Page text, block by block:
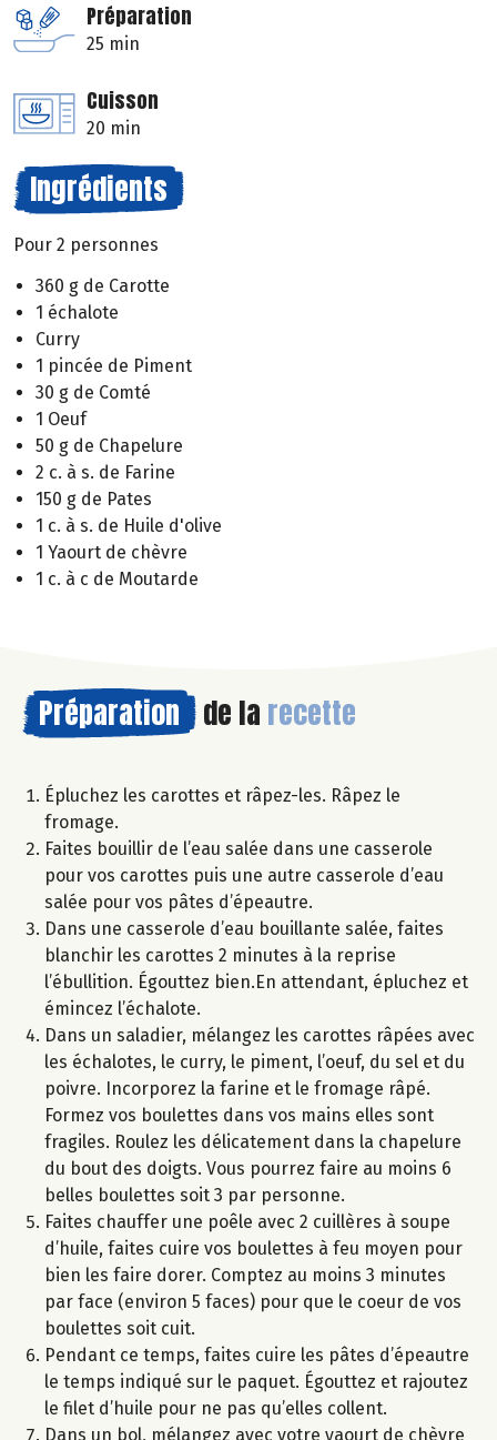
Préparation
25 min
Cuisson
20 min
Ingrédients
Pour 2 personnes
360 g de Carotte
1 échalote
Curry
1 pincée de Piment
30 g de Comté
1 Oeuf
50 g de Chapelure
2 c. à s. de Farine
150 g de Pates
1 c. à s. de Huile d'olive
1 Yaourt de chèvre
1 c. à c de Moutarde
Préparation de la recette
Épluchez les carottes et râpez-les. Râpez le
fromage.
Faites bouillir de l’eau salée dans une casserole
pour vos carottes puis une autre casserole d’eau
salée pour vos pâtes d’épeautre.
Dans une casserole d’eau bouillante salée, faites
blanchir les carottes 2 minutes à la reprise
l’ébullition. Égouttez bien.En attendant, épluchez et
émincez l’échalote.
Dans un saladier, mélangez les carottes râpées avec
les échalotes, le curry, le piment, l’oeuf, du sel et du
poivre. Incorporez la farine et le fromage râpé.
Formez vos boulettes dans vos mains elles sont
fragiles. Roulez les délicatement dans la chapelure
du bout des doigts. Vous pourrez faire au moins 6
belles boulettes soit 3 par personne.
Faites chauffer une poêle avec 2 cuillères à soupe
d’huile, faites cuire vos boulettes à feu moyen pour
bien les faire dorer. Comptez au moins 3 minutes
par face (environ 5 faces) pour que le coeur de vos
boulettes soit cuit.
Pendant ce temps, faites cuire les pâtes d’épeautre
le temps indiqué sur le paquet. Égouttez et rajoutez
le filet d’huile pour ne pas qu’elles collent.
Dans un bol, mélangez avec votre yaourt de chèvre